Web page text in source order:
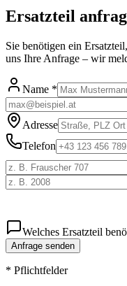
Ersatzteil
Sie benötigen ein
uns Ihre Anfrage – wir
Name *
Adresse
Telefon
Welches Ersatzteil
Anfrage senden
* Pflichtfelder